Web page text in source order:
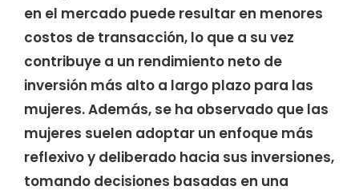
en el mercado puede resultar en menores
costos de transacción, lo que a su vez
contribuye a un rendimiento neto de
inversión más alto a largo plazo para las
mujeres. Además, se ha observado que las
mujeres suelen adoptar un enfoque más
reflexivo y deliberado hacia sus inversiones,
tomando decisiones basadas en una